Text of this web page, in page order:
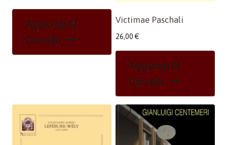
Aggiungi Al
Carrello
Victimae Paschali
26,00 €
Aggiungi Al
Carrello